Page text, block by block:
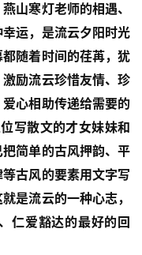
山寒灯老师的相遇、
运，是流云夕阳时光
随着时间的荏苒，犹
励流云珍惜友情、珍
心相助传递给需要的
写散文的才女妹妹和
简单的古风押韵、平
古风的要素用文字写
是流云的一种心志，
仁爱豁达的最好的回